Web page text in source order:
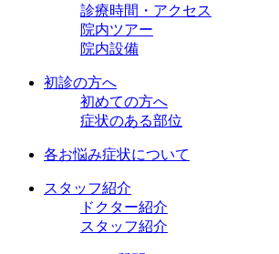
診療時間・アクセス
院内ツアー
院内設備
初診の方へ
初めての方へ
症状のある部位
各お悩み症状について
スタッフ紹介
ドクター紹介
スタッフ紹介